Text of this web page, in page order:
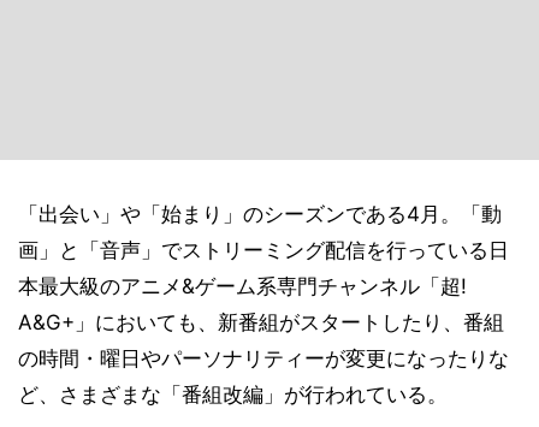
「出会い」や「始まり」のシーズンである4月。「動
画」と「音声」でストリーミング配信を行っている日
本最大級のアニメ&ゲーム系専門チャンネル「超!
A&G+」においても、新番組がスタートしたり、番組
の時間・曜日やパーソナリティーが変更になったりな
ど、さまざまな「番組改編」が行われている。